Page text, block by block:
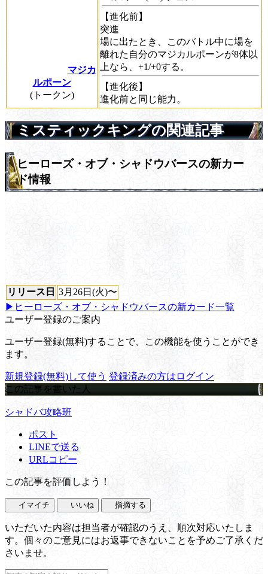
マジカ
ルポーン
(トークン)
【進化前】
突進
場に出たとき、このバトル中に場を
離れた自分のマジカルポーンが8体以
上なら、+1/+0する。
【進化後】
進化前と同じ能力。
ミスティックキングの関連記事
ヒーローズ・オブ・シャドウバースの新カー
ド情報
リリース日 3月26日(火)〜
▶ヒーローズ・オブ・シャドウバースの新カード一覧
ユーザー登録のご案内
ユーザー登録(無料)することで、この機能を使うことができ
ます。
新規登録(無料)して使う 登録済みの方はログイン
この記事を書いた人
シャドバ攻略班
ポスト
LINEで送る
URLコピー
この記事を評価しよう！
イマイチ いいね 指摘する
いただいた内容は担当者が確認のうえ、順次対応いたしま
す。個々のご意見にはお返事できないことを予めご了承くだ
さいませ。